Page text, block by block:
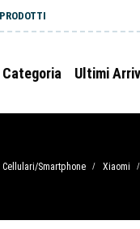
Ultimi
Cellulari/Smartphone / Xiaomi /